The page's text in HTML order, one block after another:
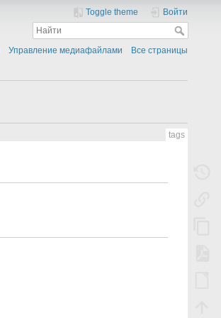
Toggle theme Войти
Управление медиафайлами Все страницы
tags